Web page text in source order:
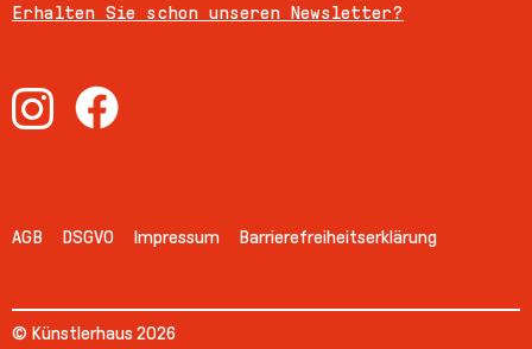
Erhalten Sie schon unseren Newsletter?
© Künstlerhaus 2026
AGB DSGVO Impressum Barrierefreiheitserklärung